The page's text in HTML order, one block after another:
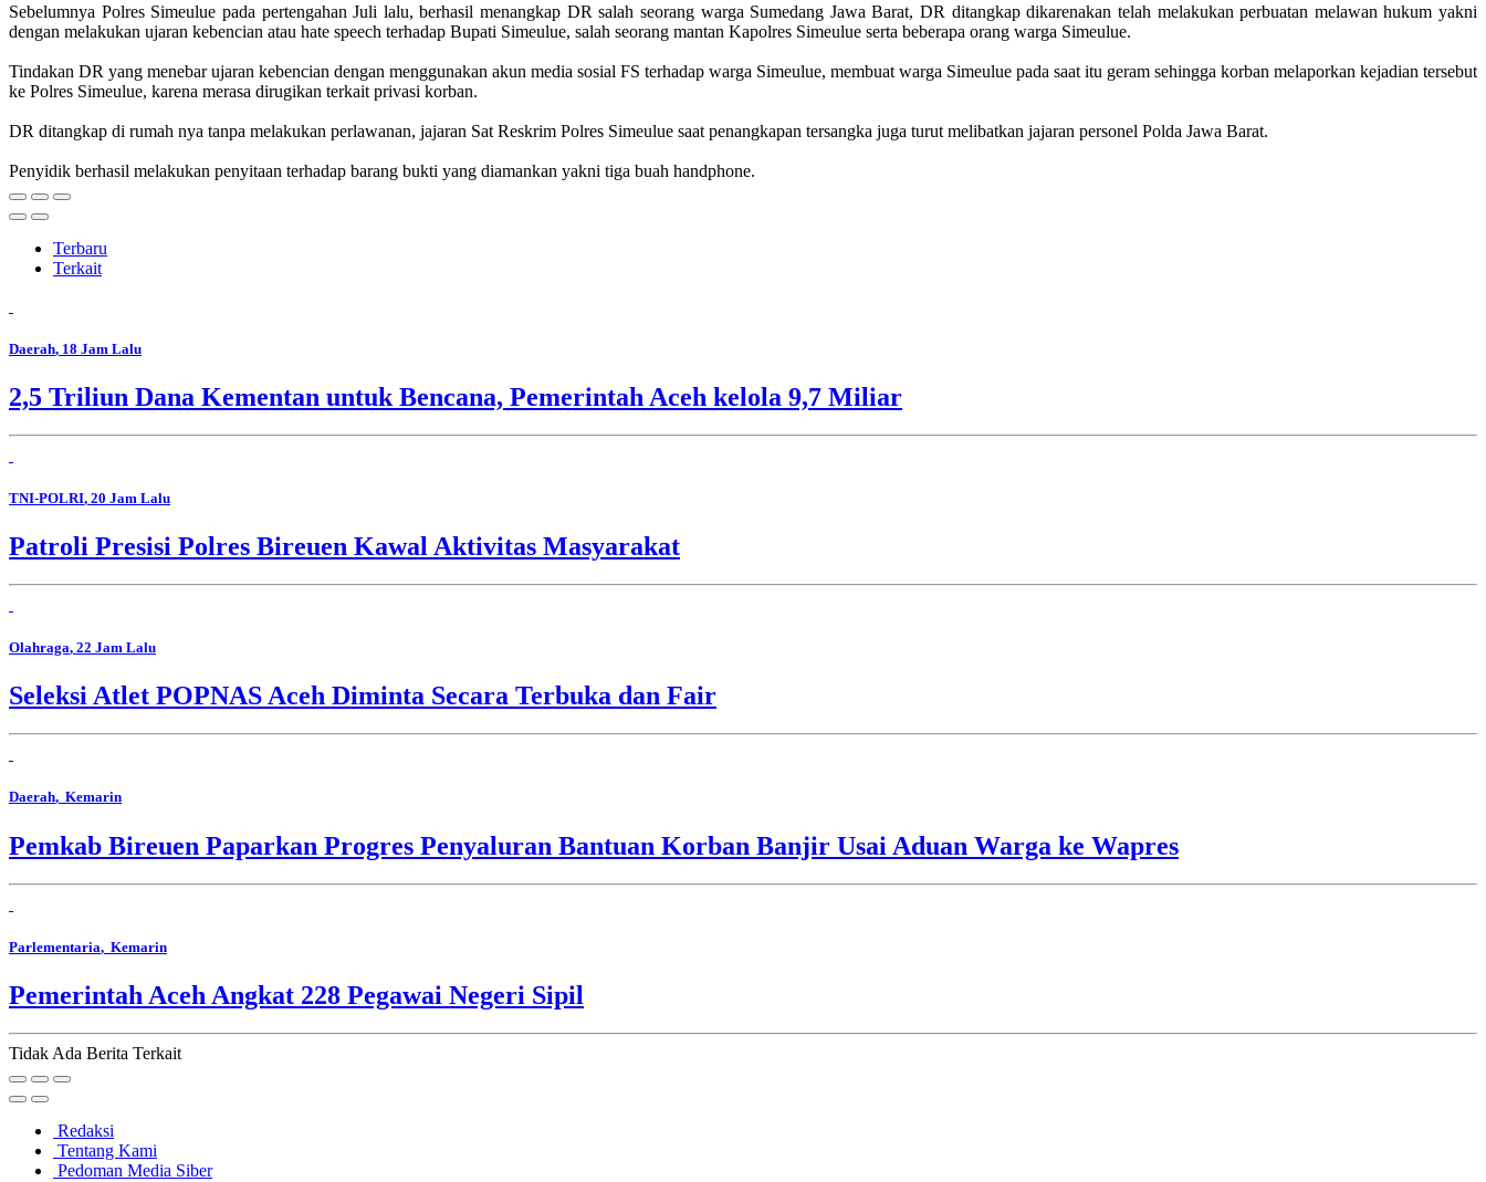
Sebelumnya Polres Simeulue pada pertengahan Juli lalu, berhasil menangkap DR salah seorang warga Sumedang Jawa Barat, DR ditangkap dikarenakan telah melakukan perbuatan melawan hukum yakni
dengan melakukan ujaran kebencian atau hate speech terhadap Bupati Simeulue, salah seorang mantan Kapolres Simeulue serta beberapa orang warga Simeulue.
Tindakan DR yang menebar ujaran kebencian dengan menggunakan akun media sosial FS terhadap warga Simeulue, membuat warga Simeulue pada saat itu geram sehingga korban melaporkan kejadian tersebut
ke Polres Simeulue, karena merasa dirugikan terkait privasi korban.
DR ditangkap di rumah nya tanpa melakukan perlawanan, jajaran Sat Reskrim Polres Simeulue saat penangkapan tersangka juga turut melibatkan jajaran personel Polda Jawa Barat.
Penyidik berhasil melakukan penyitaan terhadap barang bukti yang diamankan yakni tiga buah handphone.
Terbaru
Terkait
Daerah, 18 Jam Lalu
2,5 Triliun Dana Kementan untuk Bencana, Pemerintah Aceh kelola 9,7 Miliar
TNI-POLRI, 20 Jam Lalu
Patroli Presisi Polres Bireuen Kawal Aktivitas Masyarakat
Olahraga, 22 Jam Lalu
Seleksi Atlet POPNAS Aceh Diminta Secara Terbuka dan Fair
Daerah, Kemarin
Pemkab Bireuen Paparkan Progres Penyaluran Bantuan Korban Banjir Usai Aduan Warga ke Wapres
Parlementaria, Kemarin
Pemerintah Aceh Angkat 228 Pegawai Negeri Sipil
Tidak Ada Berita Terkait
Redaksi
Tentang Kami
Pedoman Media Siber